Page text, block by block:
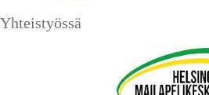
Yhteistyössä